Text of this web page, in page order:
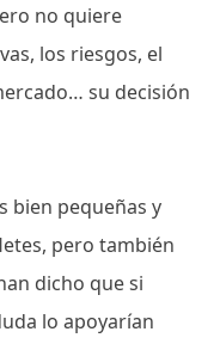
no quiere
los riesgos, el
su decisión
bien pequeñas y
pero también
dicho que si
lo apoyarían